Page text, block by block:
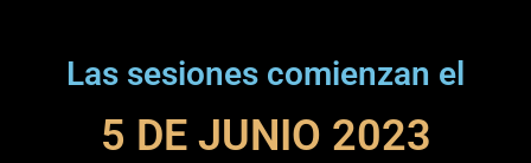
Las sesiones comienzan el
5 DE JUNIO 2023